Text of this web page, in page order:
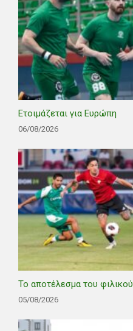
Ετοιμάζεται για Ευρώπη
06/08/2026
Το αποτέλεσμα του φιλικού
05/08/2026